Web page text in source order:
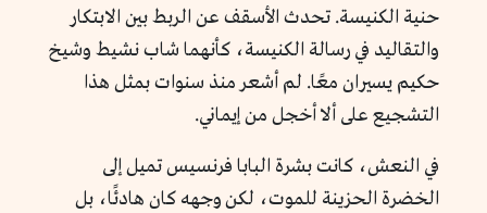
حنية الكنيسة. تحدث الأسقف عن الربط بين الابتكار
والتقاليد في رسالة الكنيسة، كأنهما شاب نشيط وشيخ
حكيم يسيران معًا. لم أشعر منذ سنوات بمثل هذا
التشجيع على ألا أخجل من إيماني.
في النعش، كانت بشرة البابا فرنسيس تميل إلى
الخضرة الحزينة للموت، لكن وجهه كان هادئًا، بل